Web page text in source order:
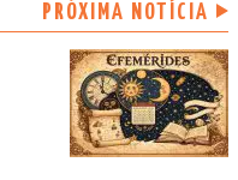
PRÓXIMA NOTÍCIA